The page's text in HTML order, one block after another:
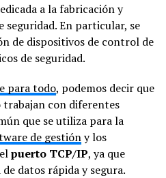
a la fabricación y
seguridad. En particular, se
de dispositivos de control de
de seguridad.
para todo, podemos decir que
trabajan con diferentes
que se utiliza para la
de gestióny los
puerto TCP/IP, ya que
datos rápida y segura.